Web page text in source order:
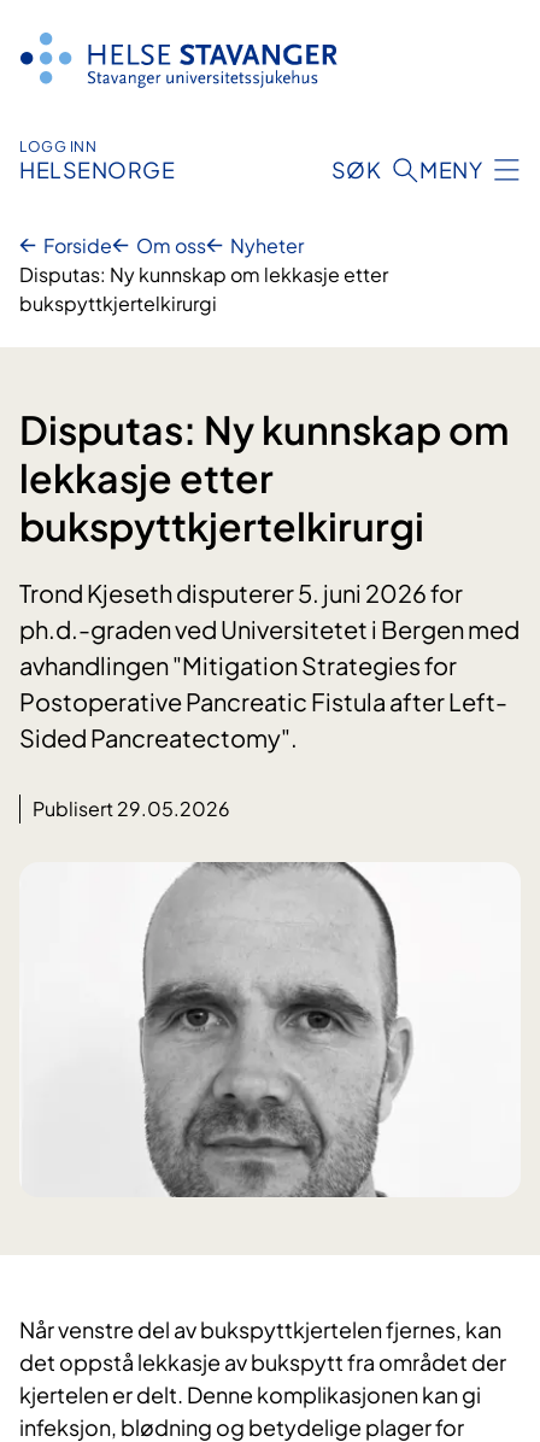
innhold
LOGG INN
HELSENORGE SØK MENY
Forside Om oss
Nyheter
Disputas: Ny kunnskap om lekkasje etter
bukspyttkjertelkirurgi
Disputas: Ny kunnskap om
lekkasje etter
bukspyttkjertelkirurgi
Trond Kjeseth disputerer 5. juni 2026 for
ph.d.-graden ved Universitetet i Bergen med
avhandlingen "Mitigation Strategies for
Postoperative Pancreatic Fistula after Left-
Sided Pancreatectomy".
Publisert 29.05.2026
Når venstre del av bukspyttkjertelen fjernes, kan
det oppstå lekkasje av bukspytt fra området der
kjertelen er delt. Denne komplikasjonen kan gi
infeksjon, blødning og betydelige plager for